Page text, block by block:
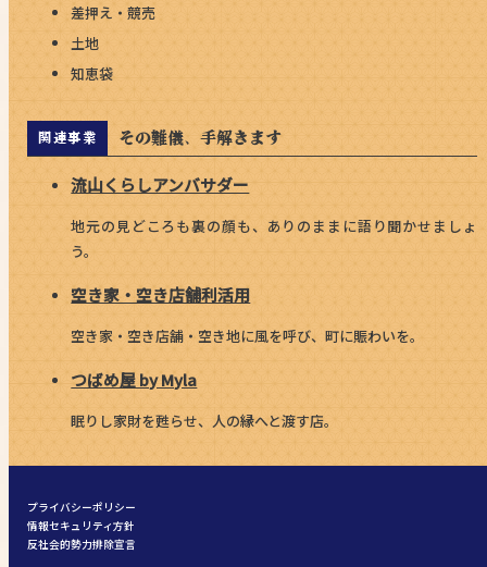
差押え・競売
土地
知恵袋
関連事業 その難儀、手解きます
流山くらしアンバサダー
地元の見どころも裏の顔も、ありのままに語り聞かせましょ
う。
空き家・空き店舗利活用
空き家・空き店舗・空き地に風を呼び、町に賑わいを。
つばめ屋 by Myla
眠りし家財を甦らせ、人の縁へと渡す店。
プライバシーポリシー
情報セキュリティ方針
反社会的勢力排除宣言